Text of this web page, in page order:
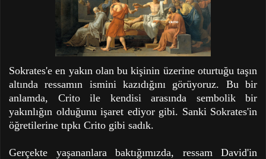
Sokrates'e en yakın olan bu kişinin üzerine oturtuğu taşın
altında ressamın ismini kazıdığını görüyoruz. Bu bir
anlamda, Crito ile kendisi arasında sembolik bir
yakınlığın olduğunu işaret ediyor gibi. Sanki Sokrates'in
öğretilerine tıpkı Crito gibi sadık.
Gerçekte yaşananlara baktığımızda, ressam David'in